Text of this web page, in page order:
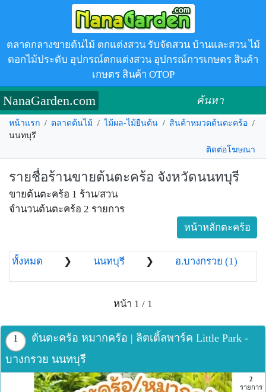
ตลาดกลางขายต้นไม้ ตกแต่งสวน รับจัดสวน บ้านและสวน ไม้
ดอกไม้ประดับ อุปกรณ์ตกแต่งสวน อุปกรณ์การเกษตร สินค้า
เกษตร สินค้า OTOP
NanaGarden.com ค้นหา
หน้าแรก / ตลาดต้นไม้ / ไม้ผล-ไม้ยืนต้น / สินค้าหมวดต้นตะคร้อ /
นนทบุรี
ติดต่อโฆษณา
รายชื่อร้านขายต้นตะคร้อ จังหวัดนนทบุรี
ขายต้นตะคร้อ 1 ร้าน/สวน
จำนวนต้นตะคร้อ 2 รายการ
หน้าหลักตะคร้อ
ทั้งหมด ❯ นนทบุรี ❯ อ.บางกรวย (1)
หน้า 1 / 1
1
ต้นตะคร้อ หมากคร้อ | ลิตเติ้ลพาร์ค Little Park -
บางกรวย นนทบุรี
2
รายการ